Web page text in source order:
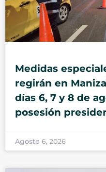
Medidas
regirán en
días 6, 7 y 8 de
posesión
Agosto 6, 2026